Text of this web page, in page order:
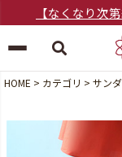
【なくなり次
HOME カテゴリ サン